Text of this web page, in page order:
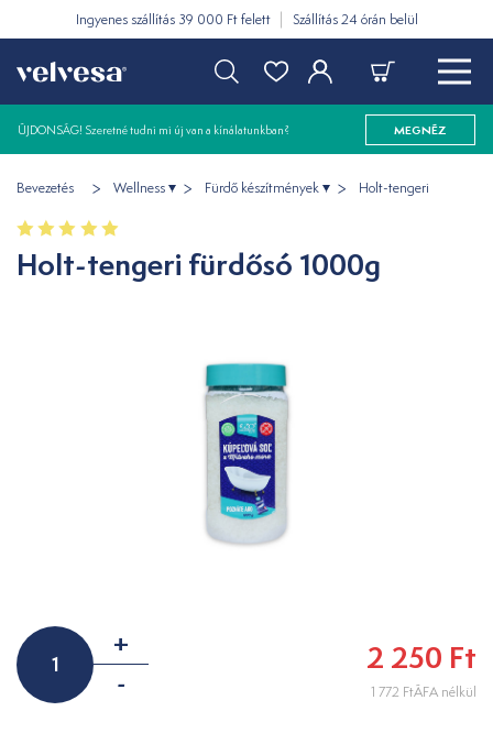
Ingyenes szállítás 39 000 Ft felett Szállítás 24 órán belül
ÚJDONSÁG! Szeretné tudni mi új van a kínálatunkban? MEGNÉZ
Bevezetés Wellness Fürdő készítmények Holt-tengeri
Holt-tengeri fürdősó 1000g
+
-
2 250 Ft
1 772 FtÁFA nélkül